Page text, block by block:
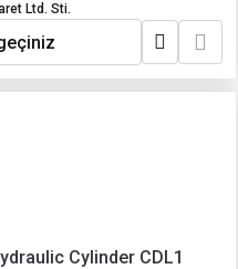
Ltd. Sti.
Cylinder CDL1